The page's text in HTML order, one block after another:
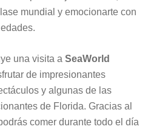
mundial y emocionarte con
una visita a SeaWorld
de impresionantes
y algunas de las
de Florida. Gracias al
comer durante todo el día